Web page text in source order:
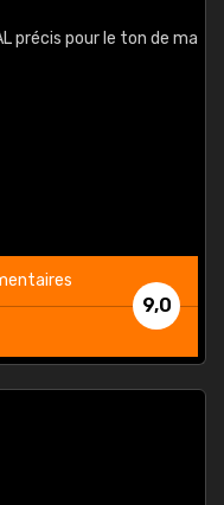
pour le ton de ma
9,0